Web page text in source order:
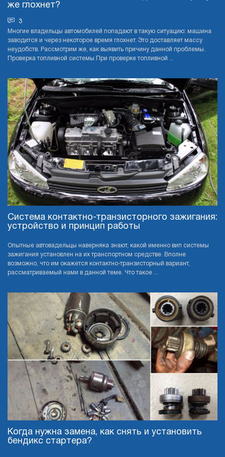
же глохнет?
3
Многие владельцы автомобилей попадают в такую ситуацию: машина
заводится и через некоторое время глохнет. Это доставляет массу
неудобств. Рассмотрим же, как выявить причину данной проблемы.
Проверка топливной системы При проверке топливной ...
Система контактно-транзисторного зажигания:
устройство и принцип работы
Опытные автовадельцы наверняка знают, какой именно вип системы
зажигания установлен на их транспортном средстве. Вполне
возможно, что им окажется контактно-транзисторный вариант,
рассматриваемый нами в данной теме. Что такое ...
Когда нужна замена, как снять и установить
бендикс стартера?